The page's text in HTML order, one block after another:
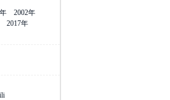
2002年
2017年